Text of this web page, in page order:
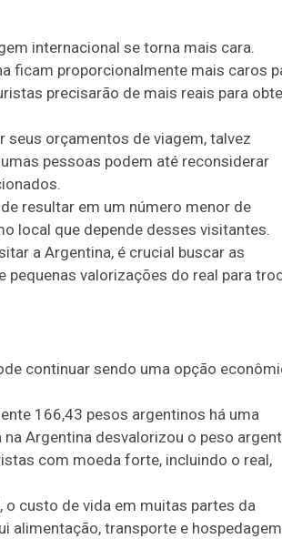
internacional se torna mais cara.
ficam proporcionalmente mais caros
precisarão de mais reais para
seus orçamentos de viagem, talvez
pessoas podem até reconsiderar
resultar em um número menor de
local que depende desses visitantes.
a Argentina, é crucial buscar as
valorizações do real para
continuar sendo uma opção
166,43 pesos argentinos há uma
Argentina desvalorizou o peso
com moeda forte, incluindo o real,
o custo de vida em muitas partes da
alimentação, transporte e